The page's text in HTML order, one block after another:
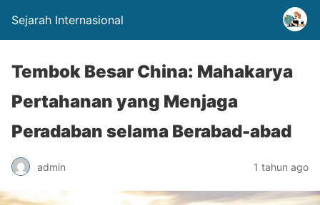
Sejarah Internasional
Tembok Besar China: Mahakarya
Pertahanan yang Menjaga
Peradaban selama Berabad-abad
admin 1 tahun ago